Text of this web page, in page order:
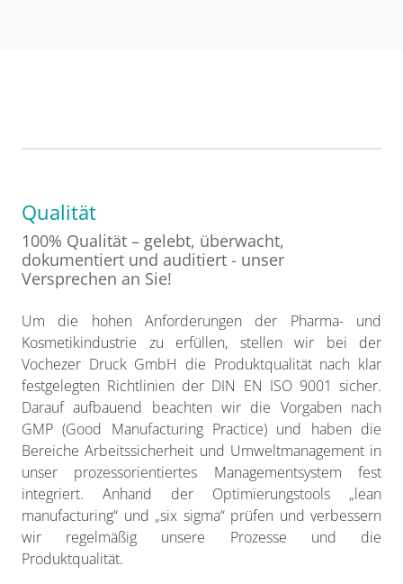
Qualität
100% Qualität – gelebt, überwacht,
dokumentiert und auditiert - unser
Versprechen an Sie!
Um die hohen Anforderungen der Pharma- und
Kosmetikindustrie zu erfüllen, stellen wir bei der
Vochezer Druck GmbH die Produktqualität nach klar
festgelegten Richtlinien der DIN EN ISO 9001 sicher.
Darauf aufbauend beachten wir die Vorgaben nach
GMP (Good Manufacturing Practice) und haben die
Bereiche Arbeitssicherheit und Umweltmanagement in
unser prozessorientiertes Managementsystem fest
integriert. Anhand der Optimierungstools „lean
manufacturing“ und „six sigma“ prüfen und verbessern
wir regelmäßig unsere Prozesse und die
Produktqualität.